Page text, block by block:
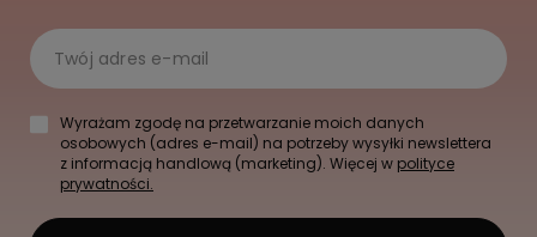
Twój adres e-mail
Wyrażam zgodę na przetwarzanie moich danych
osobowych (adres e-mail) na potrzeby wysyłki newslettera
z informacją handlową (marketing). Więcej w polityce
prywatności.